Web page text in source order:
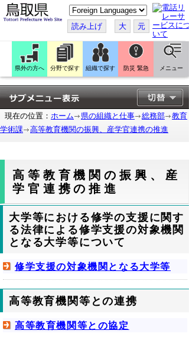
こ
の
ペ
ー
ジ
翻
訳
す
る
読み上げ 大 元
県外の方へ 分野で探す 組織で探す 防災 緊急 メニュー
現在の位置： ホーム 県の組織と仕事 総務部
教育
学術課
高等教育機関の振興、産学官連携の推進
高等教育機関の振興、産
学官連携の推進
大学等における修学の支援に関す
る法律による修学支援の対象機関
となる大学等について
修学支援の対象機関となる大学等
高等教育機関等との連携
高等教育機関等との協定